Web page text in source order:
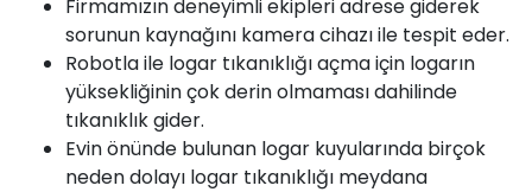
Firmamızın deneyimli ekipleri adrese giderek
sorunun kaynağını kamera cihazı ile tespit eder.
Robotla ile logar tıkanıklığı açma için logarın
yüksekliğinin çok derin olmaması dahilinde
tıkanıklık gider.
Evin önünde bulunan logar kuyularında birçok
neden dolayı logar tıkanıklığı meydana